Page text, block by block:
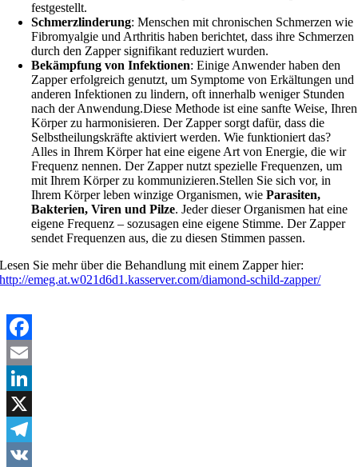
festgestellt​.
Schmerzlinderung: Menschen mit chronischen Schmerzen wie
Fibromyalgie und Arthritis haben berichtet, dass ihre Schmerzen
durch den Zapper signifikant reduziert wurden​​.
Bekämpfung von Infektionen: Einige Anwender haben den
Zapper erfolgreich genutzt, um Symptome von Erkältungen und
anderen Infektionen zu lindern, oft innerhalb weniger Stunden
nach der Anwendung​​.Diese Methode ist eine sanfte Weise, Ihren
Körper zu harmonisieren. Der Zapper sorgt dafür, dass die
Selbstheilungskräfte aktiviert werden. Wie funktioniert das?
Alles in Ihrem Körper hat eine eigene Art von Energie, die wir
Frequenz nennen. Der Zapper nutzt spezielle Frequenzen, um
mit Ihrem Körper zu kommunizieren.Stellen Sie sich vor, in
Ihrem Körper leben winzige Organismen, wieParasiten,
Bakterien, Viren und Pilze. Jeder dieser Organismen hat eine
eigene Frequenz – sozusagen eine eigene Stimme. Der Zapper
sendet Frequenzen aus, die zu diesen Stimmen passen.
Lesen Sie mehr über die Behandlung mit einem Zapper hier:
http://emeg.at.w021d6d1.kasserver.com/diamond-schild-zapper/
Facebook
Email
LinkedIn
X
Telegram